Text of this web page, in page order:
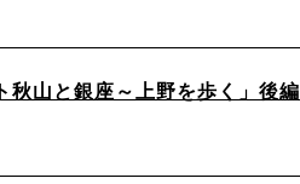
秋山と銀座～上野を歩く」後編